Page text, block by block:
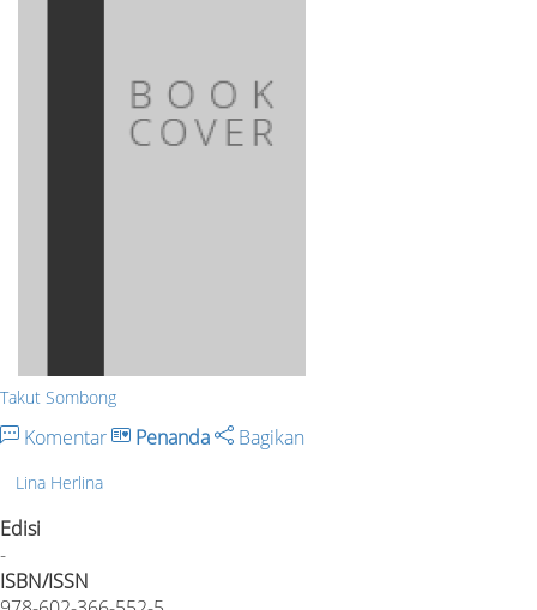
Takut Sombong
Komentar Penanda Bagikan
Lina Herlina
Edisi
-
ISBN/ISSN